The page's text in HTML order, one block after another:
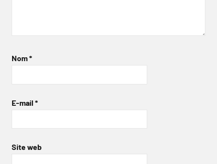
Nom*
E-mail *
Site web